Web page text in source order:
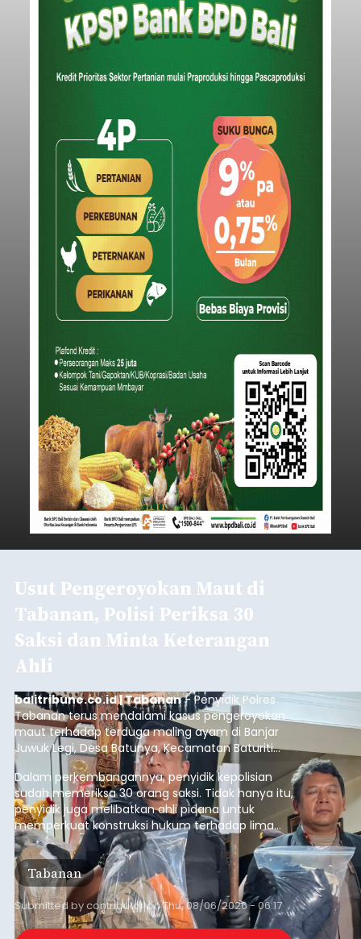
Usut Pengeroyokan Maut di
Tabanan, Polisi Periksa 30
Saksi dan Minta Keterangan
Ahli
balitribune.co.id | Tabanan- Penyidik Polres
Tabanan terus mendalami kasus pengeroyokan
maut terhadap terduga maling ayam di Banjar
Juwuk Legi, Desa Batunya, Kecamatan Baturiti
yang terjadi beberapa waktu lalu.
Dalam perkembangannya, penyidik kepolisian
sudah memeriksa 30 orang saksi. Tidak hanya itu,
penyidik juga melibatkan ahli pidana untuk
memperkuat konstruksi hukum terhadap lima
orang tersangka yang saat ini ditahan.
Tabanan
Submitted bycontributoronThu, 08/06/2026 - 06:17